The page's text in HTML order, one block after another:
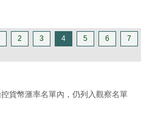
2 3 4 5 6 7
貨幣滙率名單內，仍列入觀察名單